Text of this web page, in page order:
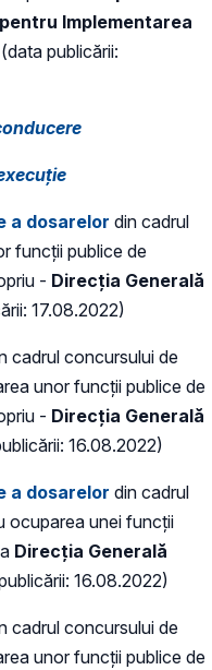
Implementarea
(data publicării:
a dosarelor din cadrul
funcții publice de
- Direcția Generală
17.08.2022)
cadrul concursului de
unor funcții publice de
- Direcția Generală
16.08.2022)
a dosarelor din cadrul
ocuparea unei funcții
Direcția Generală
16.08.2022)
cadrul concursului de
unor funcții publice de